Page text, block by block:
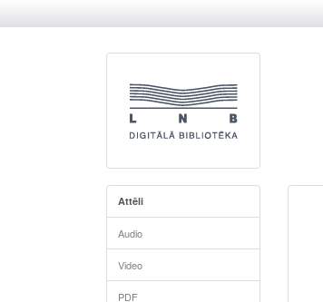
Attēli
Audio
Video
PDF